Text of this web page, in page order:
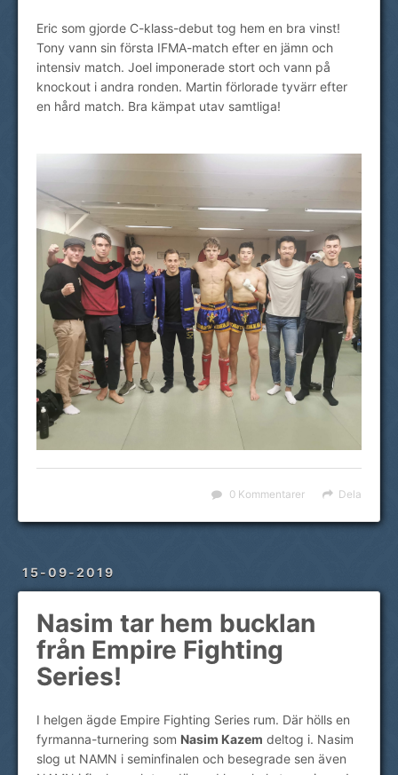
Eric som gjorde C-klass-debut tog hem en bra vinst!
Tony vann sin första IFMA-match efter en jämn och
intensiv match. Joel imponerade stort och vann på
knockout i andra ronden. Martin förlorade tyvärr efter
en hård match. Bra kämpat utav samtliga!
Dela
0 Kommentarer
15-09-2019
Nasim tar hem bucklan
från Empire Fighting
Series!
I helgen ägde Empire Fighting Series rum. Där hölls en
fyrmanna-turnering som Nasim Kazem deltog i. Nasim
slog ut NAMN i seminfinalen och besegrade sen även